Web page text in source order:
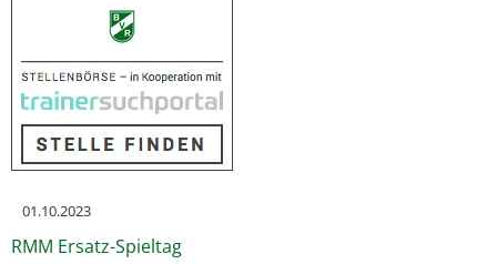
01.10.2023
RMM Ersatz-Spieltag